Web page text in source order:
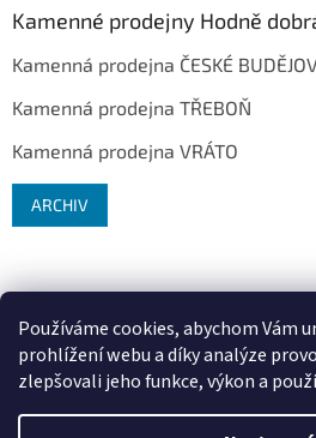
Používáme cookies, abychom Vám
prohlížení webu a díky analýze
zlepšovali jeho funkce, výkon a
Kamenné prodejny Hodně
Kamenná prodejna ČESKÉ
Kamenná prodejna TŘEBOŇ
Kamenná prodejna VRÁTO
ARCHIV